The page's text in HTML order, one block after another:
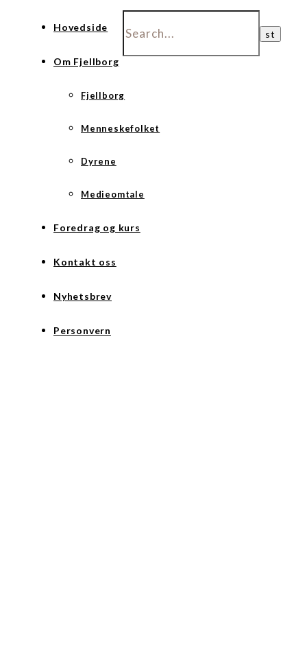
Hovedside
Om Fjellborg
Fjellborg
Menneskefolket
Dyrene
Medieomtale
Foredrag og kurs
Kontakt oss
Nyhetsbrev
Personvern